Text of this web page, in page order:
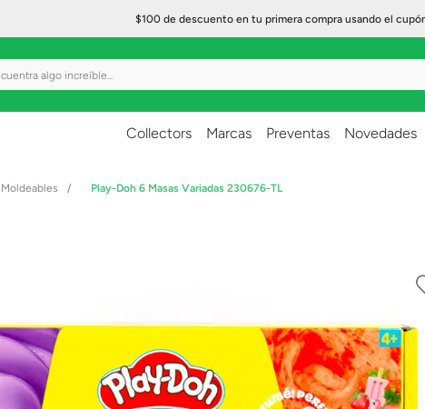
$100 de descuento en tu primera compra usando el cupón
algo increíble...
Collectors Marcas Preventas Novedades
Moldeables Play-Doh 6 Masas Variadas 230676-TL